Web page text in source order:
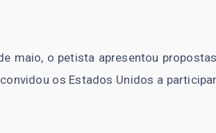
maio, o petista apresentou
os Estados Unidos a